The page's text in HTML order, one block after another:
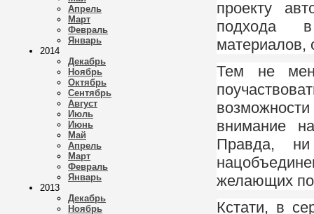
Апрель
Март
Февраль
Январь
2014
Декабрь
Ноябрь
Октябрь
Сентябрь
Август
Июль
Июнь
Май
Апрель
Март
Февраль
Январь
2013
Декабрь
Ноябрь
проекту
подхода в
материалов,
Тем не
внимание
Правда,
желающих
Кстати, в